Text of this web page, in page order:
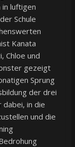
luftigen
Schule
Kanata
Chloe und
gezeigt
Sprung
der drei
in die
und die